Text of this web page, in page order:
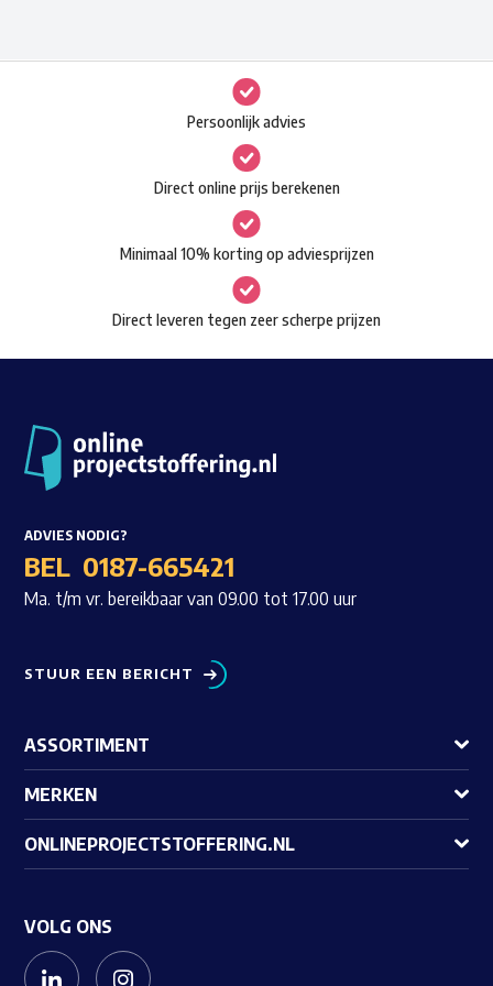
variaties.
Deze
optie
kan
gekozen
worden
op
de
productpagina
Persoonlijk advies
Direct online prijs berekenen
Minimaal 10% korting op adviesprijzen
Direct leveren tegen zeer scherpe prijzen
ADVIES NODIG?
BEL 0187-665421
Ma. t/m vr. bereikbaar van 09.00 tot 17.00 uur
STUUR EEN BERICHT
ASSORTIMENT
MERKEN
ONLINEPROJECTSTOFFERING.NL
VOLG ONS